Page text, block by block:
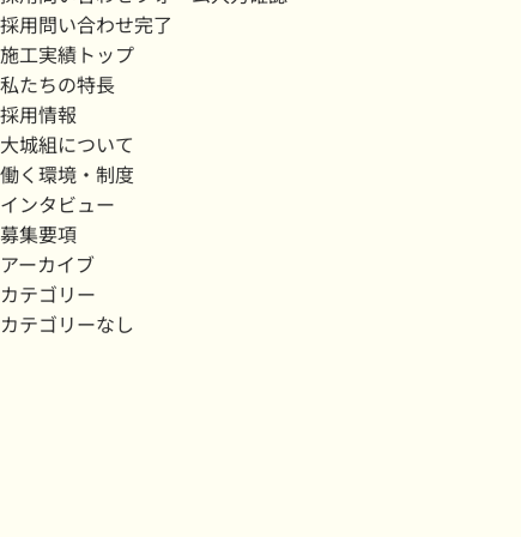
採用問い合わせ完了
施工実績トップ
私たちの特長
採用情報
大城組について
働く環境・制度
インタビュー
募集要項
アーカイブ
カテゴリー
カテゴリーなし